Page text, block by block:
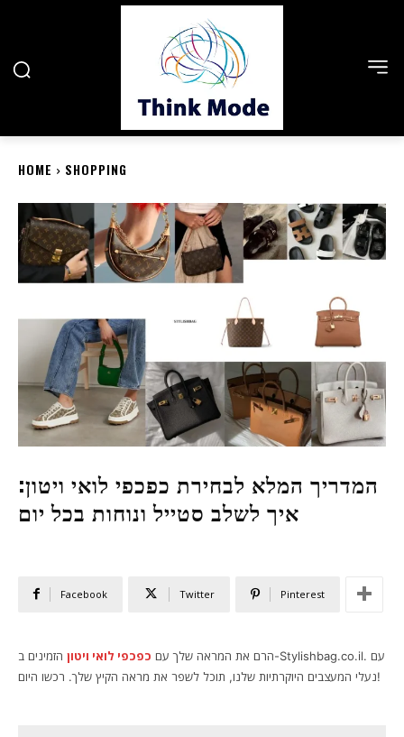
HOME SHOPPING
המדריך המלא לבחירת כפכפי לואי ויטון:
איך לשלב סטייל ונוחות בכל יום
Facebook Twitter Pinterest
הרם את המראה שלך עם כפכפי לואי ויטון הזמינים ב-Stylishbag.co.il. עם
נעלי המעצבים היוקרתיות שלנו, תוכל לשפר את מראה הקיץ שלך. רכשו היום!